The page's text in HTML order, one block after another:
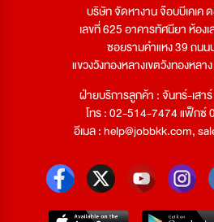
บริษัท จัดหางาน จ๊อบบีเคเค
เลขที่ 625 อาคารทัศนียา ห้อง
ซอยรามคำแหง 39 ถนน
แขวงวังทองหลางเขตวังทองหล
ฝ่ายบริการลูกค้า : จันทร์-เสา
โทร : 02-514-7474 แฟ็กซ์
อีเมล :help@jobbkk.com,